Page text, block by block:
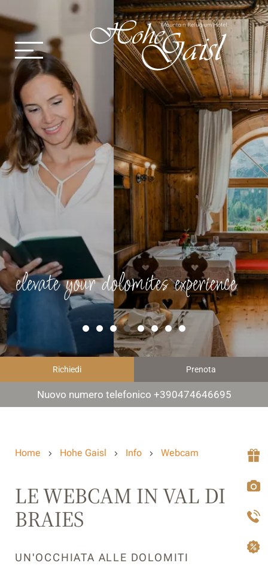
elevate your dolomites experience
Richiedi Prenota
Nuovo numero telefonico +390474646695
Home Hohe Gaisl Info Webcam
LE WEBCAM IN VAL DI
BRAIES
UN'OCCHIATA ALLE DOLOMITI